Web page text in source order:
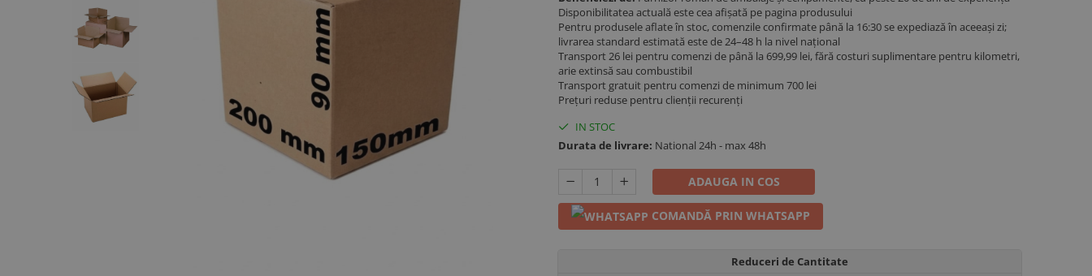
Disponibilitatea actuală este cea afișată pe pagina produsului
Pentru produsele aflate în stoc, comenzile confirmate până la 16:30 se expediază în aceeași zi;
livrarea standard estimată este de 24–48 h la nivel național
Transport 26 lei pentru comenzi de până la 699,99 lei, fără costuri suplimentare pentru kilometri,
arie extinsă sau combustibil
Transport gratuit pentru comenzi de minimum 700 lei
Prețuri reduse pentru clienții recurenți
IN STOC
Durata de livrare: National 24h - max 48h
ADAUGA IN COS
COMANDĂ PRIN WHATSAPP
Reduceri de Cantitate